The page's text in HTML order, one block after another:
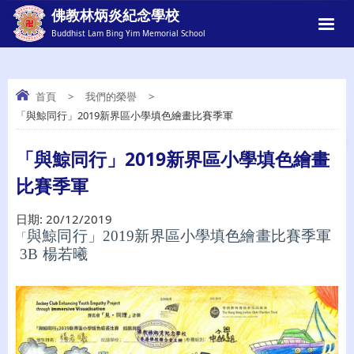
佛教林炳炎紀念學校
Buddhist Lam Bing Yim Memorial School
「與鯨同行」2019新界區小學填色繪畫比
賽季軍
首頁 > 我們的榮譽
>
「與鯨同行」2019新界區小學填色繪畫比賽季軍
「與鯨同行」2019新界區小學填色繪畫
比賽季軍
日期: 20/12/2019
「與鯨同行」2019新界區小學填色繪畫比賽季軍
3B 楊若曦